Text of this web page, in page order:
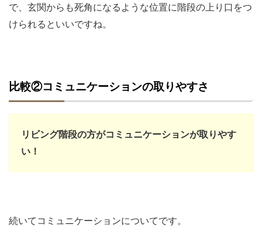
で、玄関からも死角になるような位置に階段の上り口をつ
けられるといいですね。
比較②コミュニケーションの取りやすさ
リビング階段の方がコミュニケーションが取りやす
い！
続いてコミュニケーションについてです。